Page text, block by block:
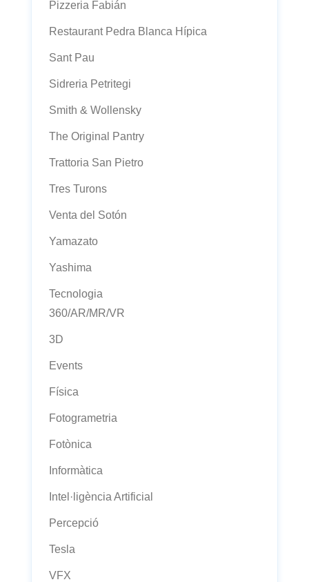
Pizzeria Fabián
Restaurant Pedra Blanca Hípica
Sant Pau
Sidreria Petritegi
Smith & Wollensky
The Original Pantry
Trattoria San Pietro
Tres Turons
Venta del Sotón
Yamazato
Yashima
Tecnologia
360/AR/MR/VR
3D
Events
Física
Fotogrametria
Fotònica
Informàtica
Intel·ligència Artificial
Percepció
Tesla
VFX